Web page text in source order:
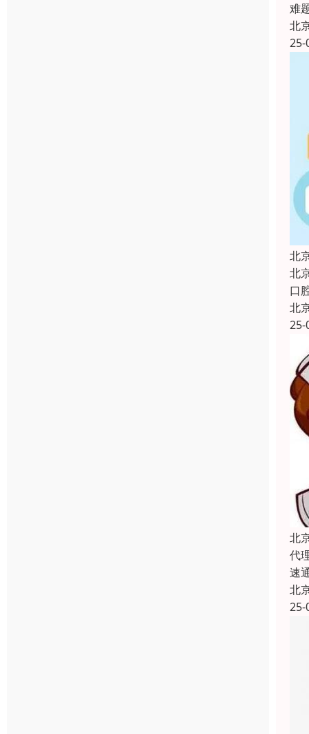
难
北
25-
北
北
口
北
25-
北
代
速
北
25-